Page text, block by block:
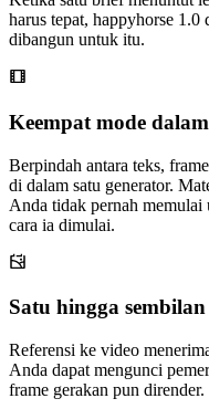
harus tepat, happyhorse
dibangun untuk itu.
Keempat mode
Berpindah antara teks,
di dalam satu generator.
Anda tidak pernah
cara ia dimulai.
Satu hingga
Referensi ke video
Anda dapat mengunci
frame gerakan pun dirender.